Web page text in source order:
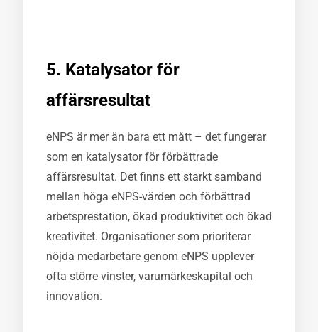
5. Katalysator för
affärsresultat
eNPS är mer än bara ett mått – det fungerar
som en katalysator för förbättrade
affärsresultat. Det finns ett starkt samband
mellan höga eNPS-värden och förbättrad
arbetsprestation, ökad produktivitet och ökad
kreativitet. Organisationer som prioriterar
nöjda medarbetare genom eNPS upplever
ofta större vinster, varumärkeskapital och
innovation.